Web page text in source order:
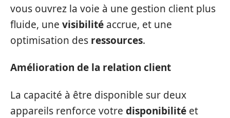
vous ouvrez la voie à une gestion client plus
fluide, une visibilité accrue, et une
optimisation des ressources.
Amélioration de la relation client
La capacité à être disponible sur deux
appareils renforce votre disponibilité et